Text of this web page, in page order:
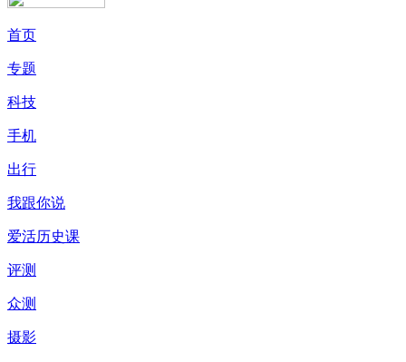
首页
专题
科技
手机
出行
我跟你说
爱活历史课
评测
众测
摄影